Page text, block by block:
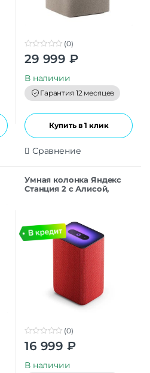
0
o
t
o
f
5
(0)
29 999 ₽
В наличии
Гарантия 12 месяцев
Купить в 1 клик
Сравнение
Умная колонка Яндекс
Станция 2 с Алисой,
0
t
o
(0)
16 999 ₽
В наличии